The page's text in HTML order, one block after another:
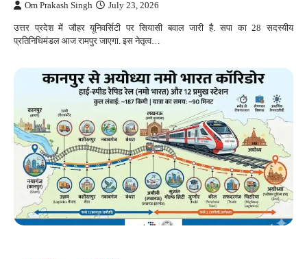
Om Prakash Singh July 23, 2026
उत्तर प्रदेश में जौहर यूनिवर्सिटी पर सियासी बवाल जारी है. सपा का 28 सदस्यीय
प्रतिनिधिमंडल आज रामपुर जाएगा. इस नेतृत्व…